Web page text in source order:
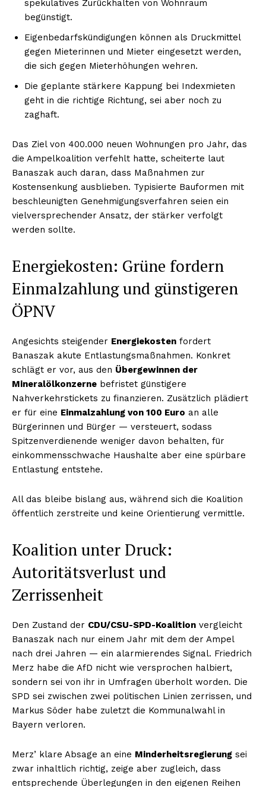
spekulatives Zurückhalten von Wohnraum
begünstigt.
Eigenbedarfskündigungen können als Druckmittel
gegen Mieterinnen und Mieter eingesetzt werden,
die sich gegen Mieterhöhungen wehren.
Die geplante stärkere Kappung bei Indexmieten
geht in die richtige Richtung, sei aber noch zu
zaghaft.
Das Ziel von 400.000 neuen Wohnungen pro Jahr, das
die Ampelkoalition verfehlt hatte, scheiterte laut
Banaszak auch daran, dass Maßnahmen zur
Kostensenkung ausblieben. Typisierte Bauformen mit
beschleunigten Genehmigungsverfahren seien ein
vielversprechender Ansatz, der stärker verfolgt
werden sollte.
Energiekosten: Grüne fordern
Einmalzahlung und günstigeren
ÖPNV
Angesichts steigender Energiekosten fordert
Banaszak akute Entlastungsmaßnahmen. Konkret
schlägt er vor, aus den Übergewinnen der
Mineralölkonzerne befristet günstigere
Nahverkehrstickets zu finanzieren. Zusätzlich plädiert
er für eine Einmalzahlung von 100 Euro an alle
Bürgerinnen und Bürger — versteuert, sodass
Spitzenverdienende weniger davon behalten, für
einkommensschwache Haushalte aber eine spürbare
Entlastung entstehe.
All das bleibe bislang aus, während sich die Koalition
öffentlich zerstreite und keine Orientierung vermittle.
Koalition unter Druck:
Autoritätsverlust und
Zerrissenheit
Den Zustand der CDU/CSU-SPD-Koalition vergleicht
Banaszak nach nur einem Jahr mit dem der Ampel
nach drei Jahren — ein alarmierendes Signal. Friedrich
Merz habe die AfD nicht wie versprochen halbiert,
sondern sei von ihr in Umfragen überholt worden. Die
SPD sei zwischen zwei politischen Linien zerrissen, und
Markus Söder habe zuletzt die Kommunalwahl in
Bayern verloren.
Merz’ klare Absage an eine Minderheitsregierung sei
zwar inhaltlich richtig, zeige aber zugleich, dass
entsprechende Überlegungen in den eigenen Reihen